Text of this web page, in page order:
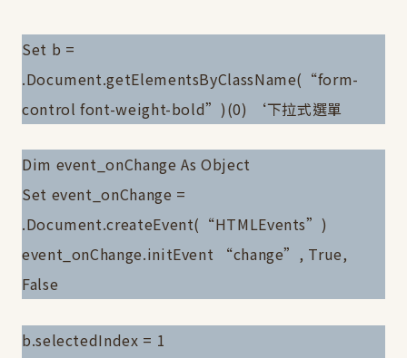
Set b =
.Document.getElementsByClassName(“form-
control font-weight-bold”)(0) ‘下拉式選單
Dim event_onChange As Object
Set event_onChange =
.Document.createEvent(“HTMLEvents”)
event_onChange.initEvent “change”, True,
False
b.selectedIndex = 1